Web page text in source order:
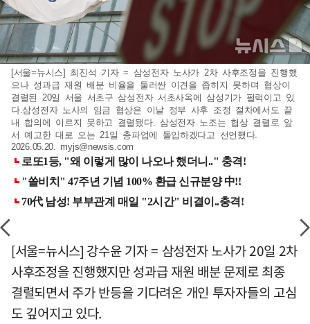
[서울=뉴시스] 최진석 기자 = 삼성전자 노사가 2차 사후조정을 진행했
으나 성과급 재원 배분 비율을 둘러싼 이견을 좁히지 못하며 협상이
결렬된 20일 서울 서초구 삼성전자 서초사옥에 삼성기가 펄럭이고 있
다.삼성전자 노사의 임금 협상은 이날 정부 사후 조정 절차에서도 끝
내 합의에 이르지 못하고 결렬됐다. 삼성전자 노조는 협상 결렬로 앞
서 예고한 대로 오는 21일 총파업에 돌입하겠다고 선언했다.
2026.05.20. myjs@newsis.com
[서울=뉴시스] 강수윤 기자 = 삼성전자 노사가 20일 2차
사후조정을 진행했지만 성과급 재원 배분 문제로 최종
결렬되면서 주가 반등을 기다려온 개인 투자자들의 고심
도 깊어지고 있다.